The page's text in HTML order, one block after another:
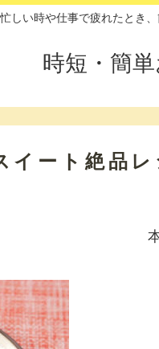
忙しい時や仕事で疲れたとき
時短・簡
イート絶品